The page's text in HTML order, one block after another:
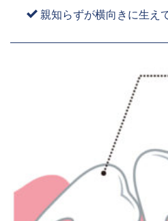
親知らずが横向きに生え